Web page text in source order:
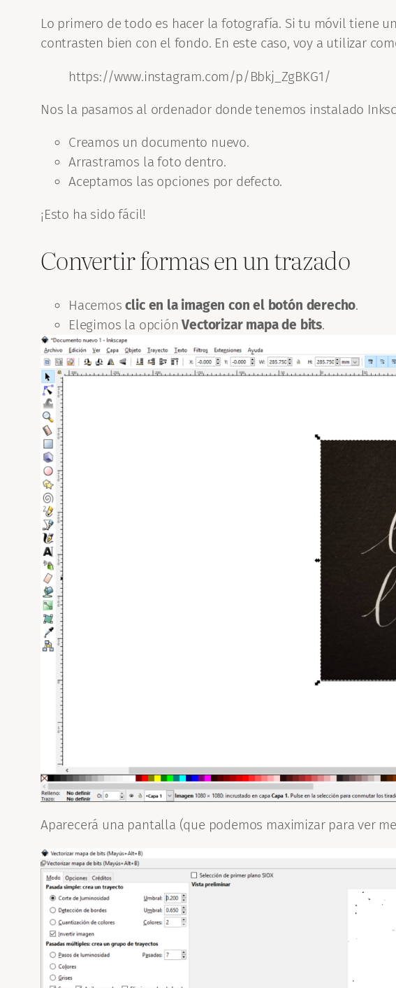
Lo primero de todo es hacer la fotografía. Si tu móvil tiene
contrasten bien con el fondo. En este caso, voy a utilizar
https://www.instagram.com/p/Bbkj_ZgBKG1/
Nos la pasamos al ordenador donde tenemos instalado
Creamos un documento nuevo.
Arrastramos la foto dentro.
Aceptamos las opciones por defecto.
¡Esto ha sido fácil!
Convertir formas en un trazado
Hacemosclic en la imagen con el botón derecho.
Elegimos la opciónVectorizar mapa de bits.
Aparecerá una pantalla (que podemos maximizar para ver